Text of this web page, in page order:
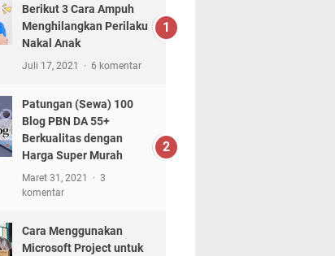
Berikut 3 Cara Ampuh
Menghilangkan Perilaku
Nakal Anak
Juli 17, 2021 6 komentar
Patungan (Sewa) 100
Blog PBN DA 55+
Berkualitas dengan
Harga Super Murah
Maret 31, 2021
3
komentar
Cara Menggunakan
Microsoft Project untuk